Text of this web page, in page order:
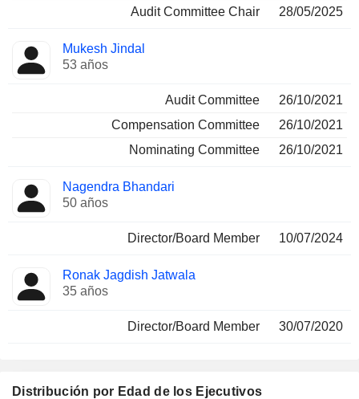
Audit Committee Chair
28/05/2025
Mukesh Jindal
53 años
Audit Committee
26/10/2021
Compensation Committee
26/10/2021
Nominating Committee
26/10/2021
Nagendra Bhandari
50 años
Director/Board Member 10/07/2024
Ronak Jagdish Jatwala
35 años
Director/Board Member 30/07/2020
Distribución por Edad de los Ejecutivos